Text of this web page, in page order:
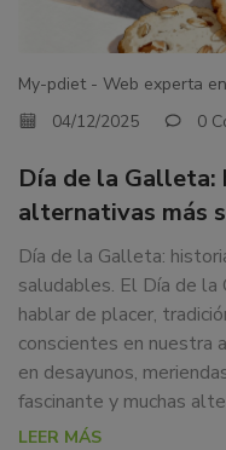
dedicamos
la
docencia
y
formación
sobre
la
nutrición
alimentaria
tanto
para
particulares,
instituciones,
organismos,
MÁS
My-pdiet - Web experta
04/12/2025
0
Día de la Galleta:
alternativas más
Día de la Galleta:
saludables. El Día de
hablar de placer,
conscientes en nuestra
en desayunos,
fascinante y muchas
LEER MÁS